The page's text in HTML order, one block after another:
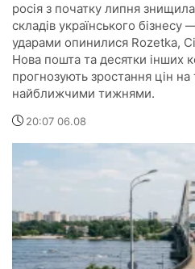
росія з початку липня
складів українського
ударами опинилися Rozetka,
Нова пошта та десятки інших
прогнозують зростання цін
найближчими тижнями.
20:07 06.08